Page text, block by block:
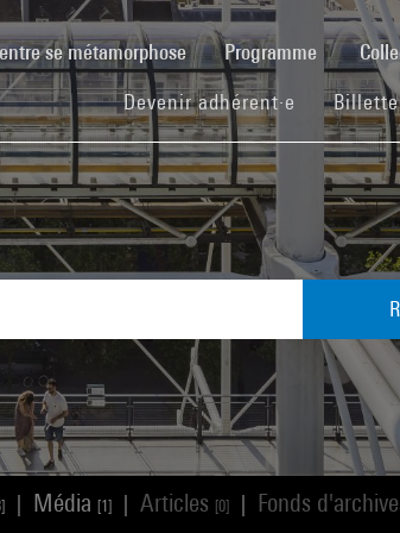
se métamorphose(current)Programme
Devenir adhérent·e (current)
Média [1] Articles [0] Fonds